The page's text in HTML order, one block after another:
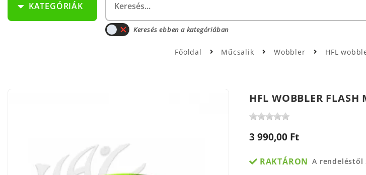
KATEGÓRIÁK
Keresés ebben a kategóriában
Főoldal Műcsalik Wobbler HFL
HFL WOBBLER
3 990,00 Ft
RAKTÁRON A rendeléstől